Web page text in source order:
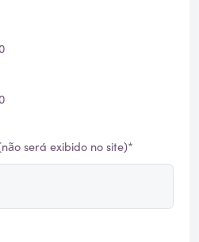
será exibido no site)*